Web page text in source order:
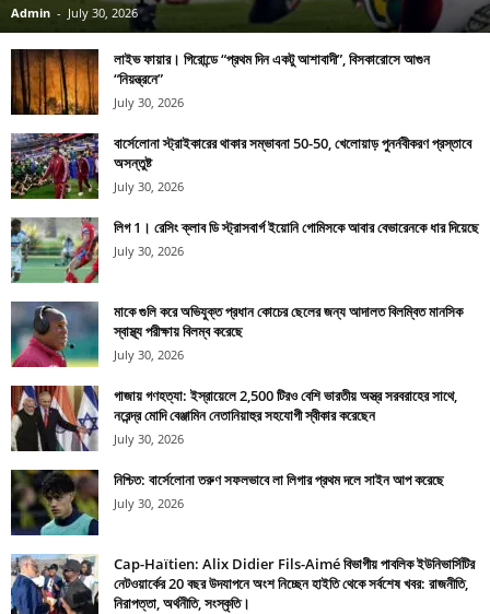
Admin - July 30, 2026
লাইভ ফায়ার। গিরোন্ডে “প্রথম দিন একটু আশাবাদী”, বিসকারোসে আগুন
“নিয়ন্ত্রনে”
July 30, 2026
বার্সেলোনা স্ট্রাইকারের থাকার সম্ভাবনা 50-50, খেলোয়াড় পুনর্নবীকরণ প্রস্তাবে
অসন্তুষ্ট
July 30, 2026
লিগ 1। রেসিং ক্লাব ডি স্ট্রাসবার্গ ইয়োনি গোমিসকে আবার বেভারেনকে ধার দিয়েছে
July 30, 2026
মাকে গুলি করে অভিযুক্ত প্রধান কোচের ছেলের জন্য আদালত বিলম্বিত মানসিক
স্বাস্থ্য পরীক্ষায় বিলম্ব করেছে
July 30, 2026
গাজায় গণহত্যা: ইস্রায়েলে 2,500 টিরও বেশি ভারতীয় অস্ত্র সরবরাহের সাথে,
নরেন্দ্র মোদি বেঞ্জামিন নেতানিয়াহুর সহযোগী স্বীকার করেছেন
July 30, 2026
নিশ্চিত: বার্সেলোনা তরুণ সফলভাবে লা লিগার প্রথম দলে সাইন আপ করেছে
July 30, 2026
Cap-Haïtien: Alix Didier Fils-Aimé বিভাগীয় পাবলিক ইউনিভার্সিটির
নেটওয়ার্কের 20 বছর উদযাপনে অংশ নিচ্ছেন হাইতি থেকে সর্বশেষ খবর: রাজনীতি,
নিরাপত্তা, অর্থনীতি, সংস্কৃতি।